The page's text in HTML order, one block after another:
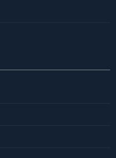
"Rating", "ratingValue":